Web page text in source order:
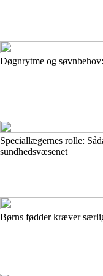
Døgnrytme og
Speciallægernes rolle:
sundhedsvæsenet
Børns fødder kræver